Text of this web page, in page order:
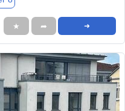
★ ➦ ➜